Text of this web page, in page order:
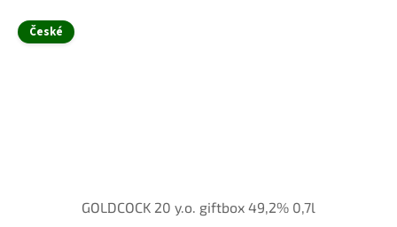
České
GOLDCOCK 20 y.o. giftbox 49,2% 0,7l